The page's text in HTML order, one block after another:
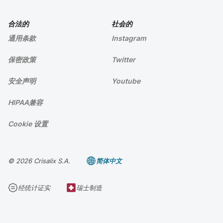
合法的
通用条款
保密政策
安全声明
HIPAA兼容
Cookie 设置
社会的
Instagram
Twitter
Youtube
© 2026 Crisalix S.A. 简体中文
经统计证实 瑞士制造